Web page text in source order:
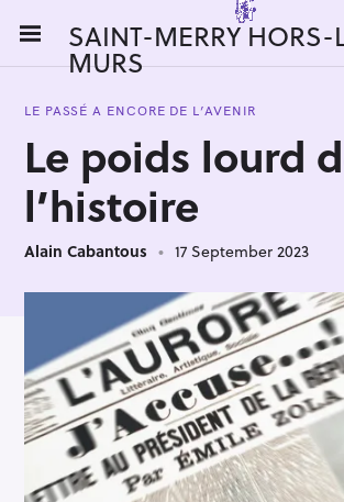
i
SAINT-MERRY HORS-
MURS
LE PASSÉ A ENCORE DE L’AVENIR
Le poids lourd
l’histoire
Alain Cabantous 17 September 2023